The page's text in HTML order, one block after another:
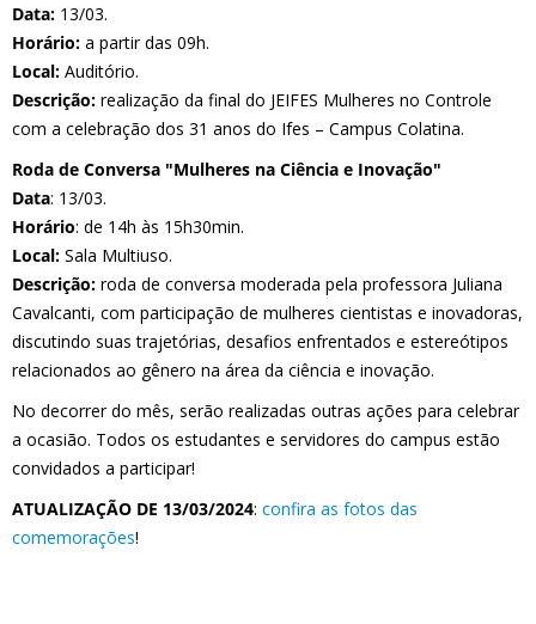
Data: 13/03.
Horário: a partir das 09h.
Local: Auditório.
Descrição: realização da final do JEIFES Mulheres no Controle
com a celebração dos 31 anos do Ifes – Campus Colatina.
Roda de Conversa "Mulheres na Ciência e Inovação"
Data: 13/03.
Horário: de 14h às 15h30min.
Local: Sala Multiuso.
Descrição: roda de conversa moderada pela professora Juliana
Cavalcanti, com participação de mulheres cientistas e inovadoras,
discutindo suas trajetórias, desafios enfrentados e estereótipos
relacionados ao gênero na área da ciência e inovação.
No decorrer do mês, serão realizadas outras ações para celebrar
a ocasião. Todos os estudantes e servidores do campus estão
convidados a participar!
ATUALIZAÇÃO DE 13/03/2024: confira as fotos das
comemorações!